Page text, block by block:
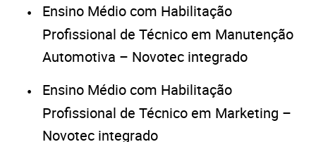
Ensino Médio com Habilitação
Profissional de Técnico em Manutenção
Automotiva – Novotec integrado
Ensino Médio com Habilitação
Profissional de Técnico em Marketing –
Novotec integrado